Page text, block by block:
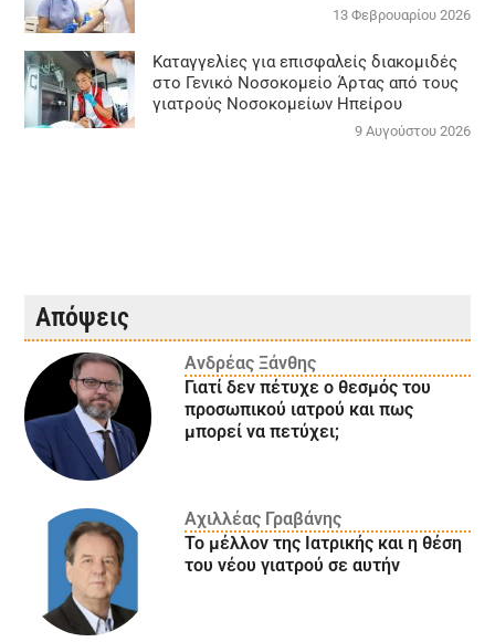
13 Φεβρουαρίου 2026
Καταγγελίες για επισφαλείς διακομιδές
στο Γενικό Νοσοκομείο Άρτας από τους
γιατρούς Νοσοκομείων Ηπείρου
9 Αυγούστου 2026
Απόψεις
Ανδρέας Ξάνθης
Γιατί δεν πέτυχε ο θεσμός του
προσωπικού ιατρού και πως
μπορεί να πετύχει;
Αχιλλέας Γραβάνης
Το μέλλον της Ιατρικής και η θέση
του νέου γιατρού σε αυτήν